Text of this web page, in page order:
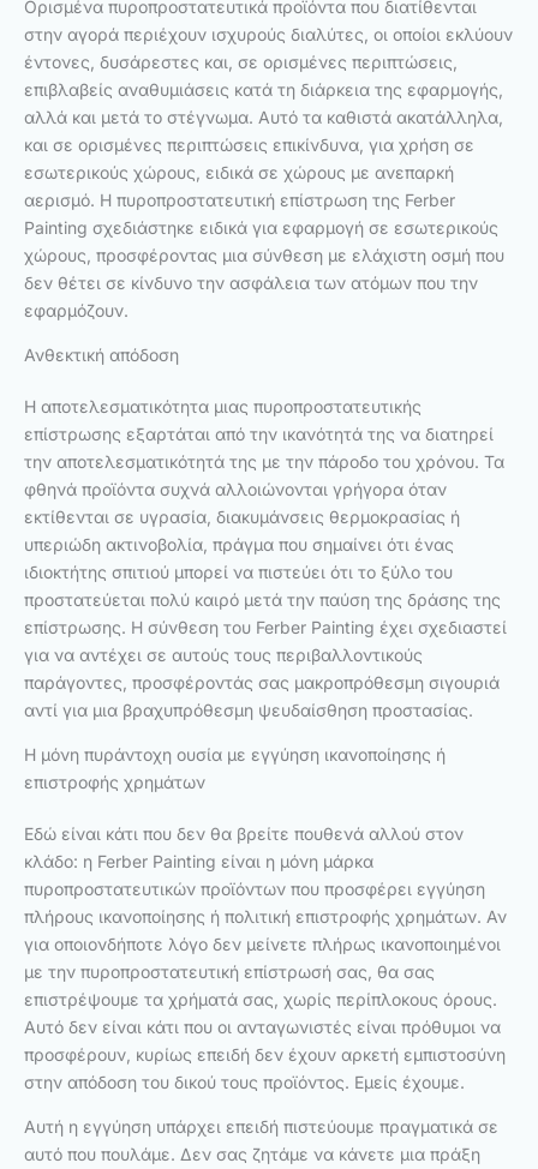
Ορισμένα πυροπροστατευτικά προϊόντα που διατίθενται
στην αγορά περιέχουν ισχυρούς διαλύτες, οι οποίοι εκλύουν
έντονες, δυσάρεστες και, σε ορισμένες περιπτώσεις,
επιβλαβείς αναθυμιάσεις κατά τη διάρκεια της εφαρμογής,
αλλά και μετά το στέγνωμα. Αυτό τα καθιστά ακατάλληλα,
και σε ορισμένες περιπτώσεις επικίνδυνα, για χρήση σε
εσωτερικούς χώρους, ειδικά σε χώρους με ανεπαρκή
αερισμό. Η πυροπροστατευτική επίστρωση της Ferber
Painting σχεδιάστηκε ειδικά για εφαρμογή σε εσωτερικούς
χώρους, προσφέροντας μια σύνθεση με ελάχιστη οσμή που
δεν θέτει σε κίνδυνο την ασφάλεια των ατόμων που την
εφαρμόζουν.
Ανθεκτική απόδοση
Η αποτελεσματικότητα μιας πυροπροστατευτικής
επίστρωσης εξαρτάται από την ικανότητά της να διατηρεί
την αποτελεσματικότητά της με την πάροδο του χρόνου. Τα
φθηνά προϊόντα συχνά αλλοιώνονται γρήγορα όταν
εκτίθενται σε υγρασία, διακυμάνσεις θερμοκρασίας ή
υπεριώδη ακτινοβολία, πράγμα που σημαίνει ότι ένας
ιδιοκτήτης σπιτιού μπορεί να πιστεύει ότι το ξύλο του
προστατεύεται πολύ καιρό μετά την παύση της δράσης της
επίστρωσης. Η σύνθεση του Ferber Painting έχει σχεδιαστεί
για να αντέχει σε αυτούς τους περιβαλλοντικούς
παράγοντες, προσφέροντάς σας μακροπρόθεσμη σιγουριά
αντί για μια βραχυπρόθεσμη ψευδαίσθηση προστασίας.
Η μόνη πυράντοχη ουσία με εγγύηση ικανοποίησης ή
επιστροφής χρημάτων
Εδώ είναι κάτι που δεν θα βρείτε πουθενά αλλού στον
κλάδο: η Ferber Painting είναι η μόνη μάρκα
πυροπροστατευτικών προϊόντων που προσφέρει εγγύηση
πλήρους ικανοποίησης ή πολιτική επιστροφής χρημάτων. Αν
για οποιονδήποτε λόγο δεν μείνετε πλήρως ικανοποιημένοι
με την πυροπροστατευτική επίστρωσή σας, θα σας
επιστρέψουμε τα χρήματά σας, χωρίς περίπλοκους όρους.
Αυτό δεν είναι κάτι που οι ανταγωνιστές είναι πρόθυμοι να
προσφέρουν, κυρίως επειδή δεν έχουν αρκετή εμπιστοσύνη
στην απόδοση του δικού τους προϊόντος. Εμείς έχουμε.
Αυτή η εγγύηση υπάρχει επειδή πιστεύουμε πραγματικά σε
αυτό που πουλάμε. Δεν σας ζητάμε να κάνετε μια πράξη